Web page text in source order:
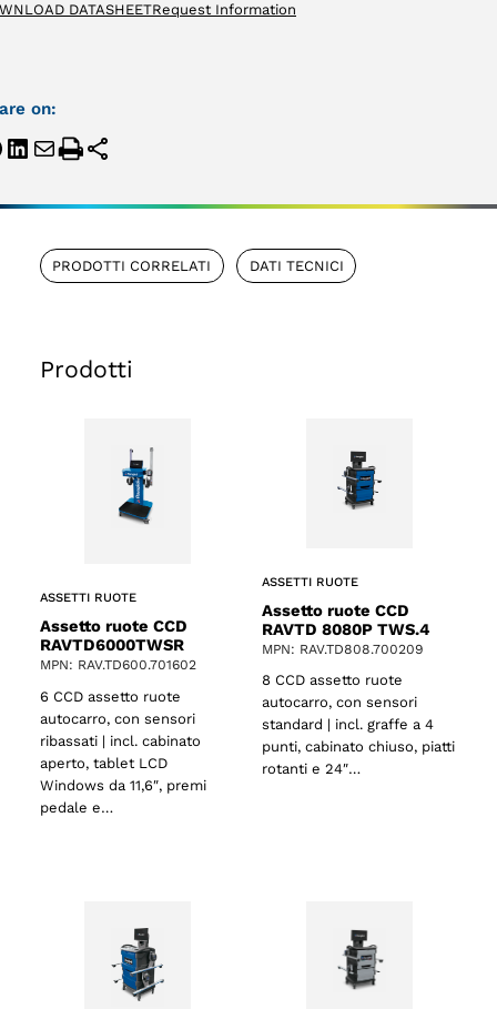
DATASHEETRequest Information
on:
PRODOTTI CORRELATI DATI TECNICI
Prodotti
ASSETTI RUOTE
Assetto ruote CCD
RAVTD6000TWSR
MPN: RAV.TD600.701602
6 CCD assetto ruote
autocarro, con sensori
ribassati | incl. cabinato
aperto, tablet LCD
Windows da 11,6″, premi
pedale e…
ASSETTI RUOTE
Assetto ruote CCD
RAVTD 8080P TWS.4
MPN: RAV.TD808.700209
8 CCD assetto ruote
autocarro, con sensori
standard | incl. graffe a 4
punti, cabinato chiuso, piatti
rotanti e 24″…